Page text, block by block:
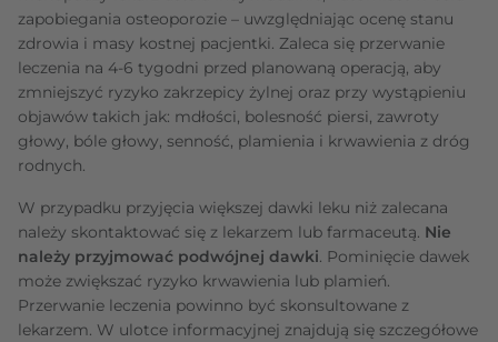
zapobiegania osteoporozie – uwzględniając ocenę stanu
zdrowia i masy kostnej pacjentki. Zaleca się przerwanie
leczenia na 4-6 tygodni przed planowaną operacją, aby
zmniejszyć ryzyko zakrzepicy żylnej oraz przy wystąpieniu
objawów takich jak: mdłości, bolesność piersi, zawroty
głowy, bóle głowy, senność, plamienia i krwawienia z dróg
rodnych.
W przypadku przyjęcia większej dawki leku niż zalecana
należy skontaktować się z lekarzem lub farmaceutą. Nie
należy przyjmować podwójnej dawki. Pominięcie dawek
może zwiększać ryzyko krwawienia lub plamień.
Przerwanie leczenia powinno być skonsultowane z
lekarzem. W ulotce informacyjnej znajdują się szczegółowe